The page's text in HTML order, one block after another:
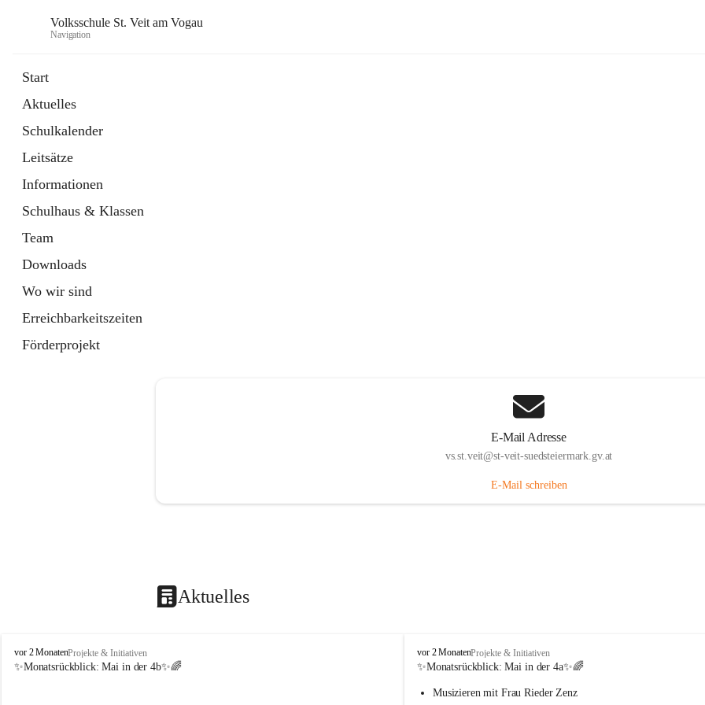
Volksschule St. Veit am Vogau
Navigation
Start
Aktuelles
Schulkalender
Leitsätze
Informationen
Schulhaus & Klassen
Team
Downloads
Wo wir sind
Erreichbarkeitszeiten
Förderprojekt
E-Mail Adresse
vs.st.veit@st-veit-suedsteiermark.gv.at
E-Mail schreiben
Aktuelles
V
o
vor 2 MonatenProjekte & Initiativen
✨Monatsrückblick: Mai in der 4b✨🌈
V
o
k
vor 2 MonatenProjekte & Initiativen
✨Monatsrückblick: Mai in der 4a✨🌈
Musizieren mit Frau Rieder Zenz